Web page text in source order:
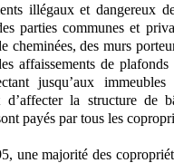
illégaux et dangereux
parties communes et
cheminées, des murs
affaissements de plafonds
jusqu’aux
d’affecter la structure de
payés par tous les
une majorité des